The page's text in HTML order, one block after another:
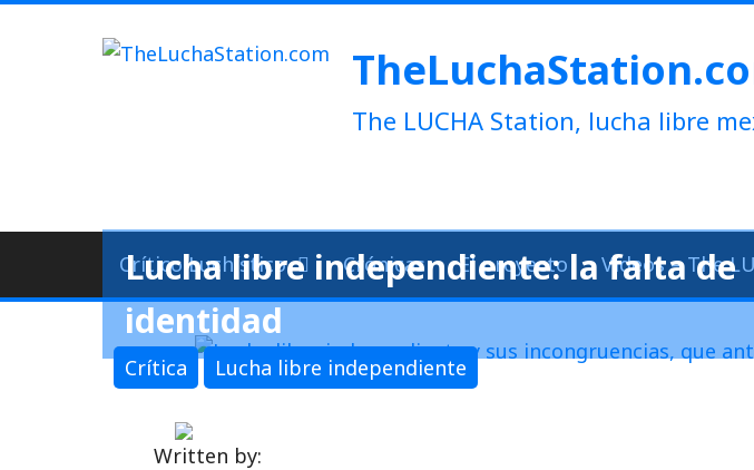
The LUCHA Station, lucha libre
Crítico Luchístico Crónicas El proyecto Videos – The
Crítica Lucha libre independiente
Lucha libre independiente: la falta de
identidad
Written by: